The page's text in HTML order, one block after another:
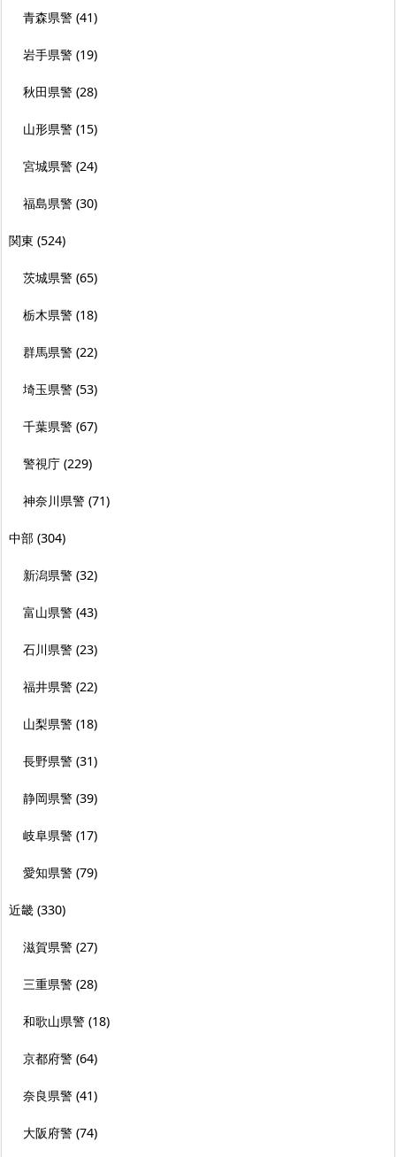
青森県警 (41)
岩手県警 (19)
秋田県警 (28)
山形県警 (15)
宮城県警 (24)
福島県警 (30)
関東 (524)
茨城県警 (65)
栃木県警 (18)
群馬県警 (22)
埼玉県警 (53)
千葉県警 (67)
警視庁 (229)
神奈川県警 (71)
中部 (304)
新潟県警 (32)
富山県警 (43)
石川県警 (23)
福井県警 (22)
山梨県警 (18)
長野県警 (31)
静岡県警 (39)
岐阜県警 (17)
愛知県警 (79)
近畿 (330)
滋賀県警 (27)
三重県警 (28)
和歌山県警 (18)
京都府警 (64)
奈良県警 (41)
大阪府警 (74)